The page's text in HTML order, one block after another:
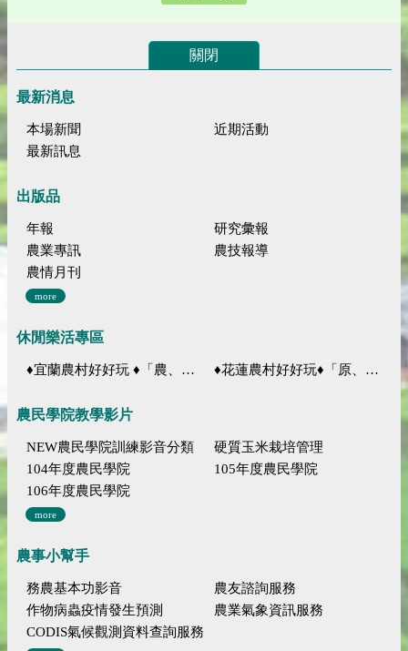
關閉
最新消息
本場新聞
近期活動
最新訊息
出版品
年報
研究彙報
農業專訊
農技報導
農情月刊
more
休閒樂活專區
♦宜蘭農村好好玩 ♦「農、藝、山、水」四條遊程推薦 ♦花蓮農村好好玩♦「原、生、慢、活」四條遊程推薦
農民學院教學影片
NEW農民學院訓練影音分類
硬質玉米栽培管理
104年度農民學院
105年度農民學院
106年度農民學院
more
農事小幫手
務農基本功影音
農友諮詢服務
作物病蟲疫情發生預測
農業氣象資訊服務
CODIS氣候觀測資料查詢服務